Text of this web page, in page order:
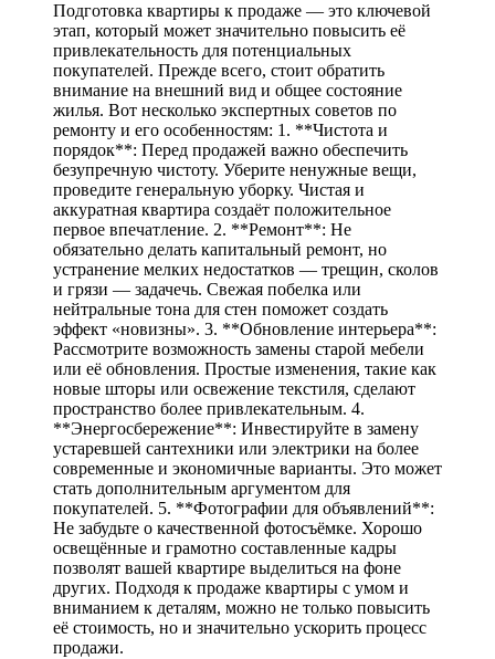
Подготовка квартиры к продаже — это ключевой
этап, который может значительно повысить её
привлекательность для потенциальных
покупателей. Прежде всего, стоит обратить
внимание на внешний вид и общее состояние
жилья. Вот несколько экспертных советов по
ремонту и его особенностям: 1. **Чистота и
порядок**: Перед продажей важно обеспечить
безупречную чистоту. Уберите ненужные вещи,
проведите генеральную уборку. Чистая и
аккуратная квартира создаёт положительное
первое впечатление. 2. **Ремонт**: Не
обязательно делать капитальный ремонт, но
устранение мелких недостатков — трещин, сколов
и грязи — задачечь. Свежая побелка или
нейтральные тона для стен поможет создать
эффект «новизны». 3. **Обновление интерьера**:
Рассмотрите возможность замены старой мебели
или её обновления. Простые изменения, такие как
новые шторы или освежение текстиля, сделают
пространство более привлекательным. 4.
**Энергосбережение**: Инвестируйте в замену
устаревшей сантехники или электрики на более
современные и экономичные варианты. Это может
стать дополнительным аргументом для
покупателей. 5. **Фотографии для объявлений**:
Не забудьте о качественной фотосъёмке. Хорошо
освещённые и грамотно составленные кадры
позволят вашей квартире выделиться на фоне
других. Подходя к продаже квартиры с умом и
вниманием к деталям, можно не только повысить
её стоимость, но и значительно ускорить процесс
продажи.